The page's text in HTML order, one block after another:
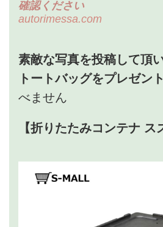
確認ください
autorimessa.com
素敵な写真を投稿して頂
トートバッグをプレゼン
べません
【折りたたみコンテナ ス